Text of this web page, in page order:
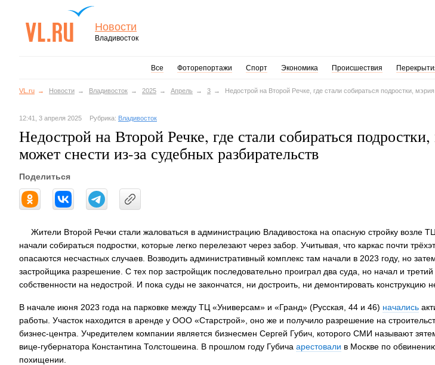
Новости
Владивосток
Все Фоторепортажи Спорт Экономика Происшествия
VL.ru Новости Владивосток 2025 Апрель 3 Недострой на Второй Речке, где стали собираться подростки,
12:41, 3 апреля 2025 Рубрика: Владивосток
Недострой на Второй Речке, где стали собираться
может снести из-за судебных разбирательств
Поделиться
Жители Второй Речки стали жаловаться в администрацию Владивостока на опасную стройку возле
начали собираться подростки, которые легко перелезают через забор. Учитывая, что каркас почти
опасаются несчастных случаев. Возводить административный комплекс там начали в 2023 году, но
застройщика разрешение. С тех пор застройщик последовательно проиграл два суда, но начал и
собственности на недострой. И пока суды не закончатся, ни достроить, ни демонтировать конструкцию
В начале июня 2023 года на парковке между ТЦ «Универсам» и «Гранд» (Русская, 44 и 46) начались
работы. Участок находится в аренде у ООО «Старстрой», оно же и получило разрешение на
бизнес-центра. Учредителем компании является бизнесмен Сергей Губич, которого СМИ называют
вице-губернатора Константина Толстошеина. В прошлом году Губича арестовали в Москве по
похищении.